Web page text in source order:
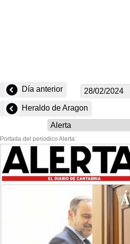
Día anterior
Heraldo de Aragon
Portada del periodico Alerta: